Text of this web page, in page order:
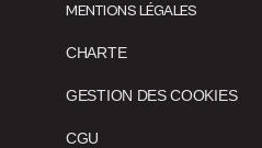
MENTIONS LÉGALES
CHARTE
GESTION DES COOKIES
CGU